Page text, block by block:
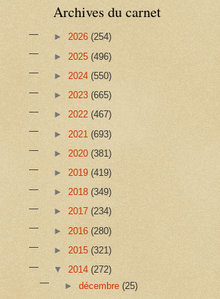
Archives du carnet
► 2026 (254)
► 2025 (496)
► 2024 (550)
► 2023 (665)
► 2022 (467)
► 2021 (693)
► 2020 (381)
► 2019 (419)
► 2018 (349)
► 2017 (234)
► 2016 (280)
► 2015 (321)
▼ 2014 (272)
►décembre(25)